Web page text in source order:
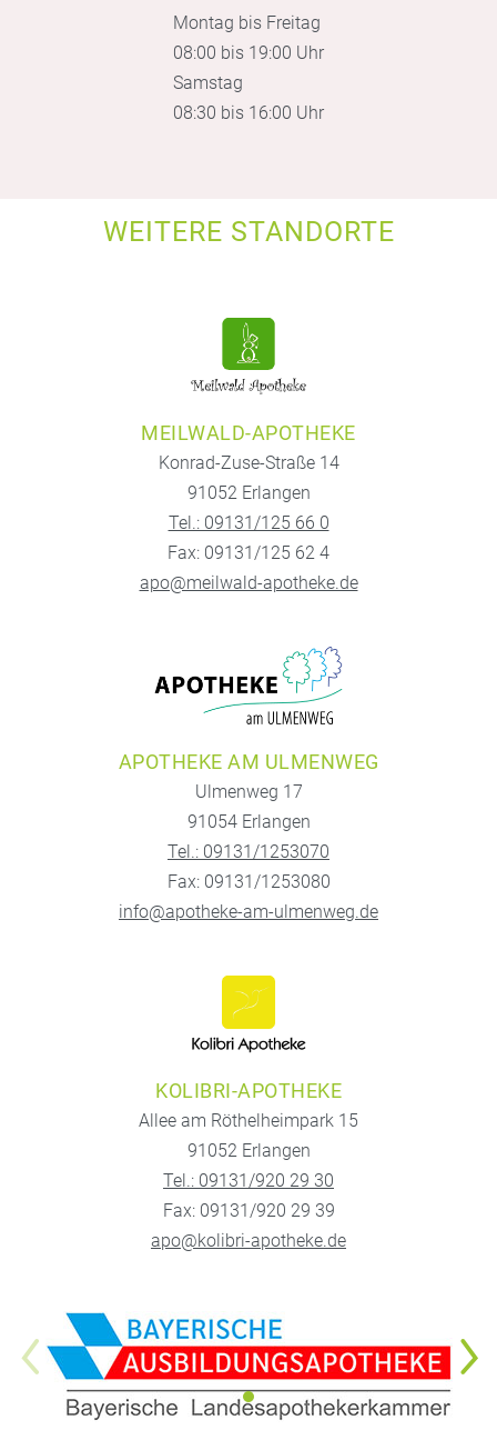
Montag bis Freitag
08:00 bis 19:00 Uhr
Samstag
08:30 bis 16:00 Uhr
WEITERE STANDORTE
MEILWALD-APOTHEKE
Konrad-Zuse-Straße 14
91052 Erlangen
Tel.: 09131/125 66 0
Fax: 09131/125 62 4
apo@meilwald-apotheke.de
APOTHEKE AM ULMENWEG
Ulmenweg 17
91054 Erlangen
Tel.: 09131/1253070
Fax: 09131/1253080
info@apotheke-am-ulmenweg.de
KOLIBRI-APOTHEKE
Allee am Röthelheimpark 15
91052 Erlangen
Tel.: 09131/920 29 30
Fax: 09131/920 29 39
apo@kolibri-apotheke.de